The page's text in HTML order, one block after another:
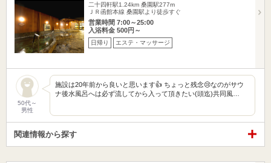
二十四軒駅1.24km 桑園駅277m
ＪＲ函館本線 桑園駅より徒歩すぐ
営業時間 7:00～25:00
入浴料金 500円～
日帰り エステ・マッサージ
50代～
男性
施設は20年前から良いと思います👍 ちょっと残念😢なのがサウ
ナ後水風呂へは必ず流してから入って頂きたい(頭迄)共同風…
関連情報から探す